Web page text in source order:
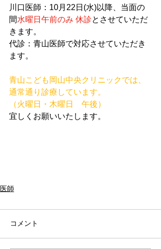
川口医師：10月22 日(水)以降、当面の
間水曜日午前のみ 休診とさせていただ
きます。
代診：青山医師で対応させていただき
ます。
青山こども岡山中央クリニックでは、
通常通り診療しています。
（火曜日・木曜日　午後）
宜しくお願いいたします。
医師
コメント